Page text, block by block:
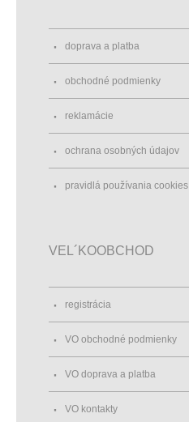
doprava a platba
obchodné podmienky
reklamácie
ochrana osobných údajov
pravidlá používania cookies
VEL´KOOBCHOD
registrácia
VO obchodné podmienky
VO doprava a platba
VO kontakty